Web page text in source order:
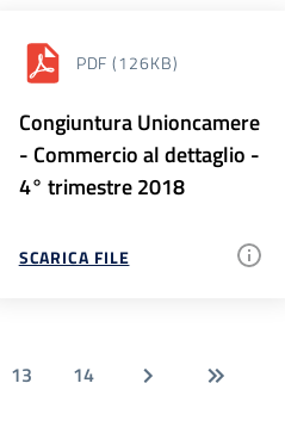
PDF (126KB)
Congiuntura Unioncamere
- Commercio al dettaglio -
4° trimestre 2018
SCARICA FILE
13 14